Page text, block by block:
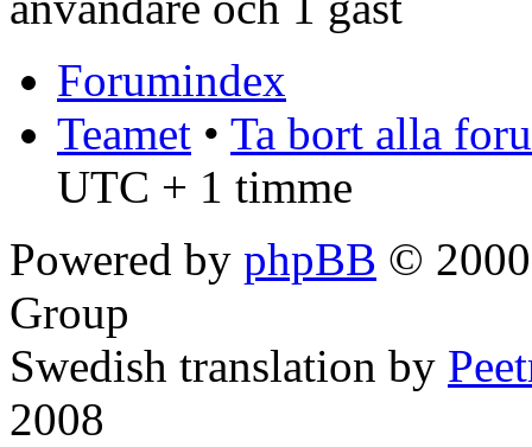
Forumindex
Teamet • Ta bort alla
UTC + 1 timme
Powered by phpBB ©
Group
Swedish translation by
2008